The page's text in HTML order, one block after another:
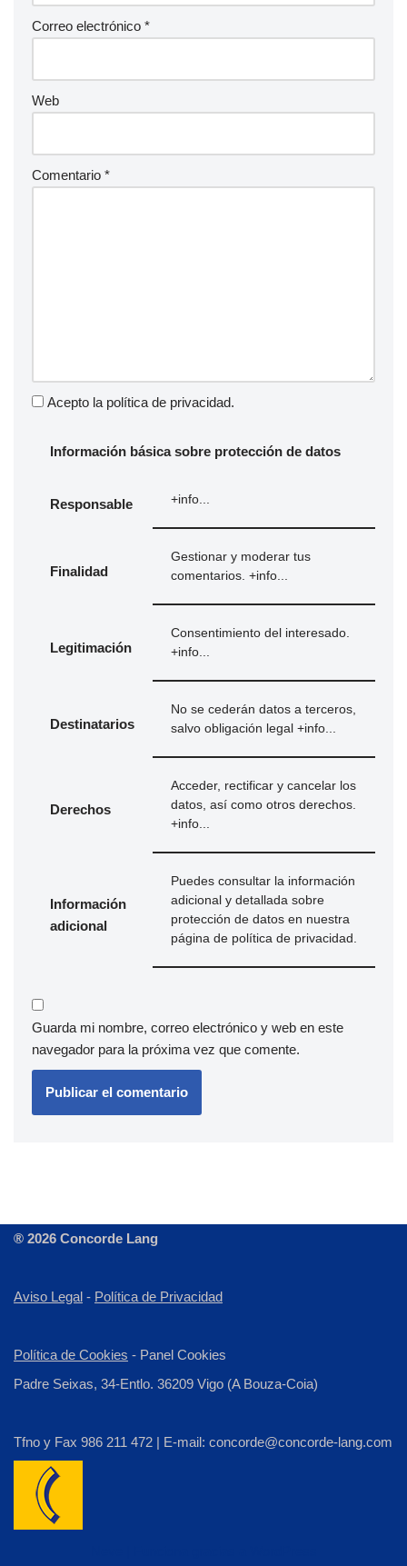
Correo electrónico *
Web
Comentario *
Acepto la política de privacidad.
Información básica sobre protección de datos
Responsable +info...
Finalidad
Gestionar y moderar tus
comentarios. +info...
Legitimación
Consentimiento del interesado.
+info...
Destinatarios
No se cederán datos a terceros,
salvo obligación legal +info...
Derechos
Acceder, rectificar y cancelar los
datos, así como otros derechos.
+info...
Información
adicional
Puedes consultar la información
adicional y detallada sobre
protección de datos en nuestra
página de política de privacidad
Guarda mi nombre, correo electrónico y web en este
navegador para la próxima vez que comente.
® 2026 Concorde Lang
Aviso Legal - Política de Privacidad
Política de Cookies - Panel Cookies
Padre Seixas, 34-Entlo. 36209 Vigo (A Bouza-Coia)
Tfno y Fax 986 211 472 | E-mail: concorde@concorde-lang.com